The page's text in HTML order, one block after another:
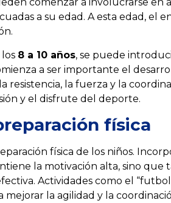
a su edad. A esta edad, el
8 a 10 años, se puede
a ser importante el
la fuerza y la
y el disfrute del deporte.
física
física de los niños.
la motivación alta, sino
Actividades como el
la agilidad y la